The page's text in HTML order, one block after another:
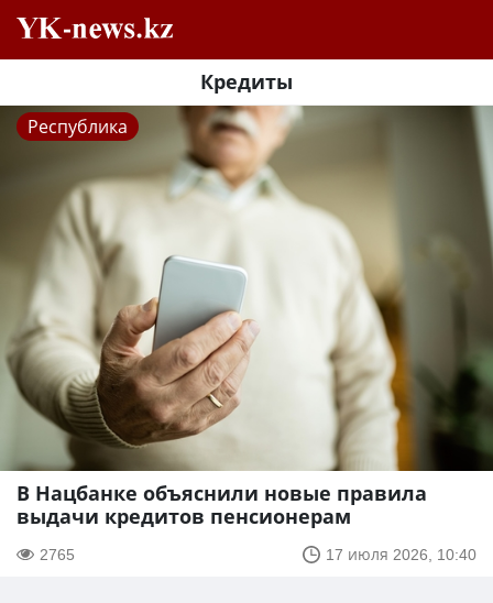
Кредиты
Республика
В Нацбанке объяснили новые правила
выдачи кредитов пенсионерам
2765 17 июля 2026, 10:40